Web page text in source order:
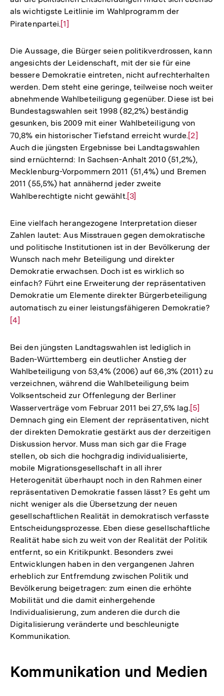
als wichtigste Leitlinie im Wahlprogramm der
Piratenpartei.Zur
der
Fußnote
[1]
Die Aussage, die Bürger seien politikverdrossen, kann
angesichts der Leidenschaft, mit der sie für eine
bessere Demokratie eintreten, nicht aufrechterhalten
werden. Dem steht eine geringe, teilweise noch weiter
abnehmende Wahlbeteiligung gegenüber. Diese ist bei
Bundestagswahlen seit 1998 (82,2%) beständig
gesunken, bis 2009 mit einer Wahlbeteiligung von
70,8% ein historischer Tiefstand erreicht wurde.Zur
der
Fußnote
[2]
Auch die jüngsten Ergebnisse bei Landtagswahlen
sind ernüchternd: In Sachsen-Anhalt 2010 (51,2%),
Mecklenburg-Vorpommern 2011 (51,4%) und Bremen
2011 (55,5%) hat annähernd jeder zweite
Wahlberechtigte nicht gewählt.Zur
der
Fußnote
[3]
Eine vielfach herangezogene Interpretation dieser
Zahlen lautet: Aus Misstrauen gegen demokratische
und politische Institutionen ist in der Bevölkerung der
Wunsch nach mehr Beteiligung und direkter
Demokratie erwachsen. Doch ist es wirklich so
einfach? Führt eine Erweiterung der repräsentativen
Demokratie um Elemente direkter Bürgerbeteiligung
automatisch zu einer leistungsfähigeren Demokratie?
[4]
Bei den jüngsten Landtagswahlen ist lediglich in
Baden-Württemberg ein deutlicher Anstieg der
Wahlbeteiligung von 53,4% (2006) auf 66,3% (2011) zu
verzeichnen, während die Wahlbeteiligung beim
Volksentscheid zur Offenlegung der Berliner
Wasserverträge vom Februar 2011 bei 27,5% lag.Zur
der
[5]
Demnach ging ein Element der repräsentativen, nicht
der direkten Demokratie gestärkt aus der derzeitigen
Diskussion hervor. Muss man sich gar die Frage
stellen, ob sich die hochgradig individualisierte,
mobile Migrationsgesellschaft in all ihrer
Heterogenität überhaupt noch in den Rahmen einer
repräsentativen Demokratie fassen lässt? Es geht um
nicht weniger als die Übersetzung der neuen
gesellschaftlichen Realität in demokratisch verfasste
Entscheidungsprozesse. Eben diese gesellschaftliche
Realität habe sich zu weit von der Realität der Politik
entfernt, so ein Kritikpunkt. Besonders zwei
Entwicklungen haben in den vergangenen Jahren
erheblich zur Entfremdung zwischen Politik und
Bevölkerung beigetragen: zum einen die erhöhte
Mobilität und die damit einhergehende
Individualisierung, zum anderen die durch die
Digitalisierung veränderte und beschleunigte
Kommunikation.
Kommunikation und Medien